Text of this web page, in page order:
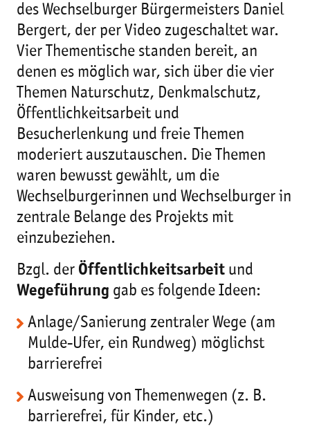
des Wechselburger Bürgermeisters Daniel
Bergert, der per Video zugeschaltet war.
Vier Thementische standen bereit, an
denen es möglich war, sich über die vier
Themen Naturschutz, Denkmalschutz,
Öffentlichkeitsarbeit und
Besucherlenkung und freie Themen
moderiert auszutauschen. Die Themen
waren bewusst gewählt, um die
Wechselburgerinnen und Wechselburger in
zentrale Belange des Projekts mit
einzubeziehen.
Bzgl. der Öffentlichkeitsarbeit und
Wegeführung gab es folgende Ideen:
Anlage/Sanierung zentraler Wege (am
Mulde-Ufer, ein Rundweg) möglichst
barrierefrei
Ausweisung von Themenwegen (z. B.
barrierefrei, für Kinder, etc.)